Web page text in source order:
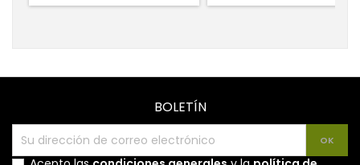
BOLETÍN